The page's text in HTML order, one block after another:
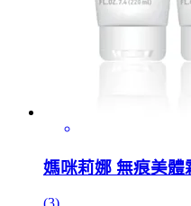
媽咪莉娜 無痕美體
(3)